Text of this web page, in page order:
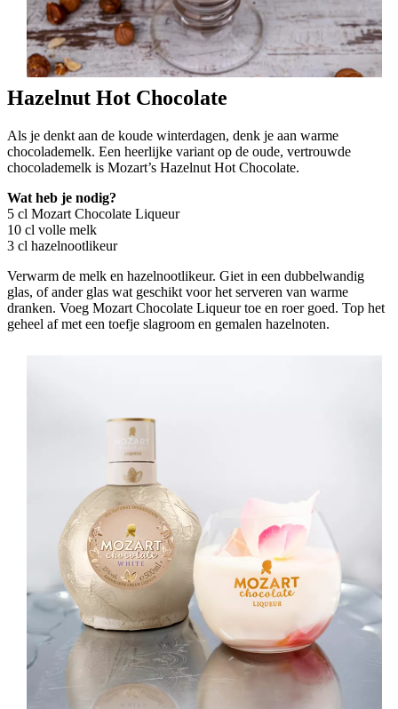
Hazelnut Hot Chocolate
Als je denkt aan de koude winterdagen, denk je aan warme
chocolademelk. Een heerlijke variant op de oude, vertrouwde
chocolademelk is Mozart’s Hazelnut Hot Chocolate.
Wat heb je nodig?
5 cl Mozart Chocolate Liqueur
10 cl volle melk
3 cl hazelnootlikeur
Verwarm de melk en hazelnootlikeur. Giet in een dubbelwandig
glas, of ander glas wat geschikt voor het serveren van warme
dranken. Voeg Mozart Chocolate Liqueur toe en roer goed. Top het
geheel af met een toefje slagroom en gemalen hazelnoten.